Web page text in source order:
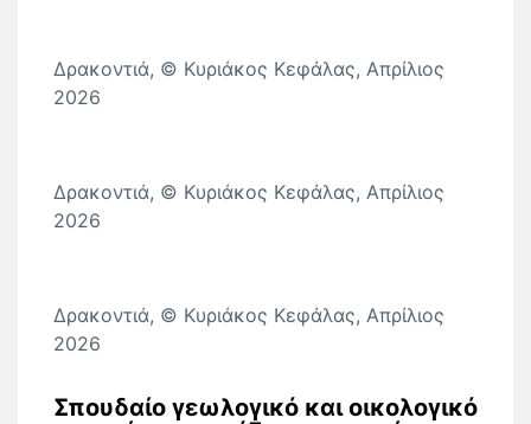
Δρακοντιά, © Κυριάκος Κεφάλας, Απρίλιος
2026
Δρακοντιά, © Κυριάκος Κεφάλας, Απρίλιος
2026
Δρακοντιά, © Κυριάκος Κεφάλας, Απρίλιος
2026
Σπουδαίο γεωλογικό και οικολογικό